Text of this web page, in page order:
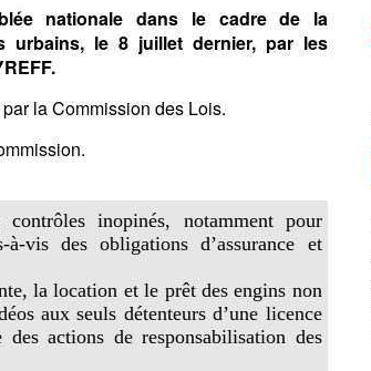
nationale dans le cadre de la
urbains, le 8 juillet dernier, par les
la Commission des Lois.
inopinés, notamment pour
vis des obligations d’assurance et
la location et le prêt des engins non
aux seuls détenteurs d’une licence
actions de responsabilisation des